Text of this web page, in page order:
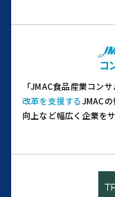
「JMAC食品産業コンサ
改革を支援するJMACの
向上など幅広く企業を